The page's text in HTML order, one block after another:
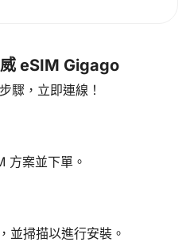
eSIM Gigago
驟，立即連線！
方案並下單。
並掃描以進行安裝。